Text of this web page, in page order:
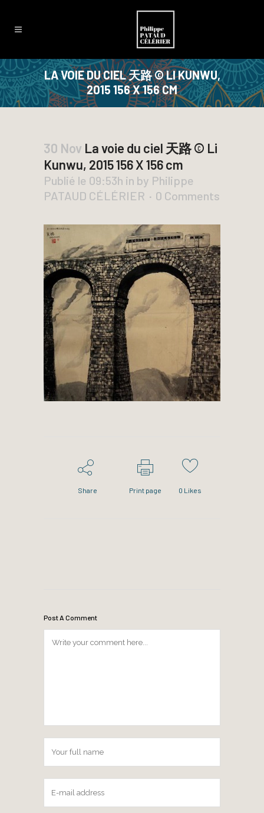
LA VOIE DU CIEL 天路 © LI KUNWU,
2015 156 X 156 CM
30 Nov La voie du ciel 天路 © Li
Kunwu, 2015 156 X 156 cm
Publié le 09:53h in by Philippe
PATAUD CÉLÉRIER
0 Comments
Share Print page 0 Likes
Post A Comment